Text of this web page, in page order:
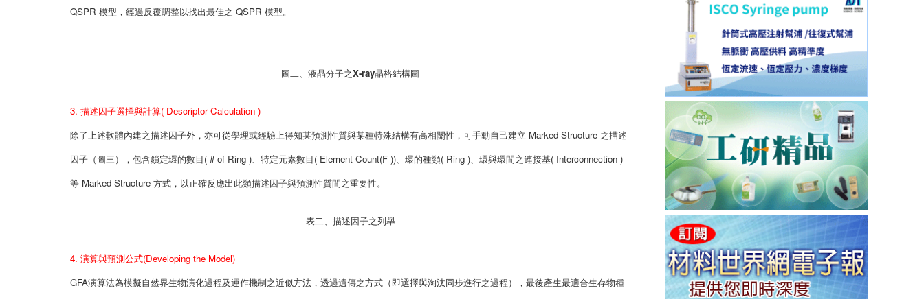
QSPR 模型，經過反覆調整以找出最佳之 QSPR 模型。
圖二、液晶分子之X-ray晶格結構圖
3. 描述因子選擇與計算( Descriptor Calculation )
除了上述軟體內建之描述因子外，亦可從學理或經驗上得知某預測性質與某種特殊結構有高相關性，可手動自己建立 Marked Structure 之描述
因子（圖三），包含鎖定環的數目( # of Ring )、特定元素數目( Element Count(F ))、環的種類( Ring )、環與環間之連接基( Interconnection )
等 Marked Structure 方式，以正確反應出此類描述因子與預測性質間之重要性。
表二、描述因子之列舉
4. 演算與預測公式(Developing the Model)
GFA演算法為模擬自然界生物演化過程及運作機制之近似方法，透過遺傳之方式（即選擇與淘汰同步進行之過程），最後產生最適合生存物種